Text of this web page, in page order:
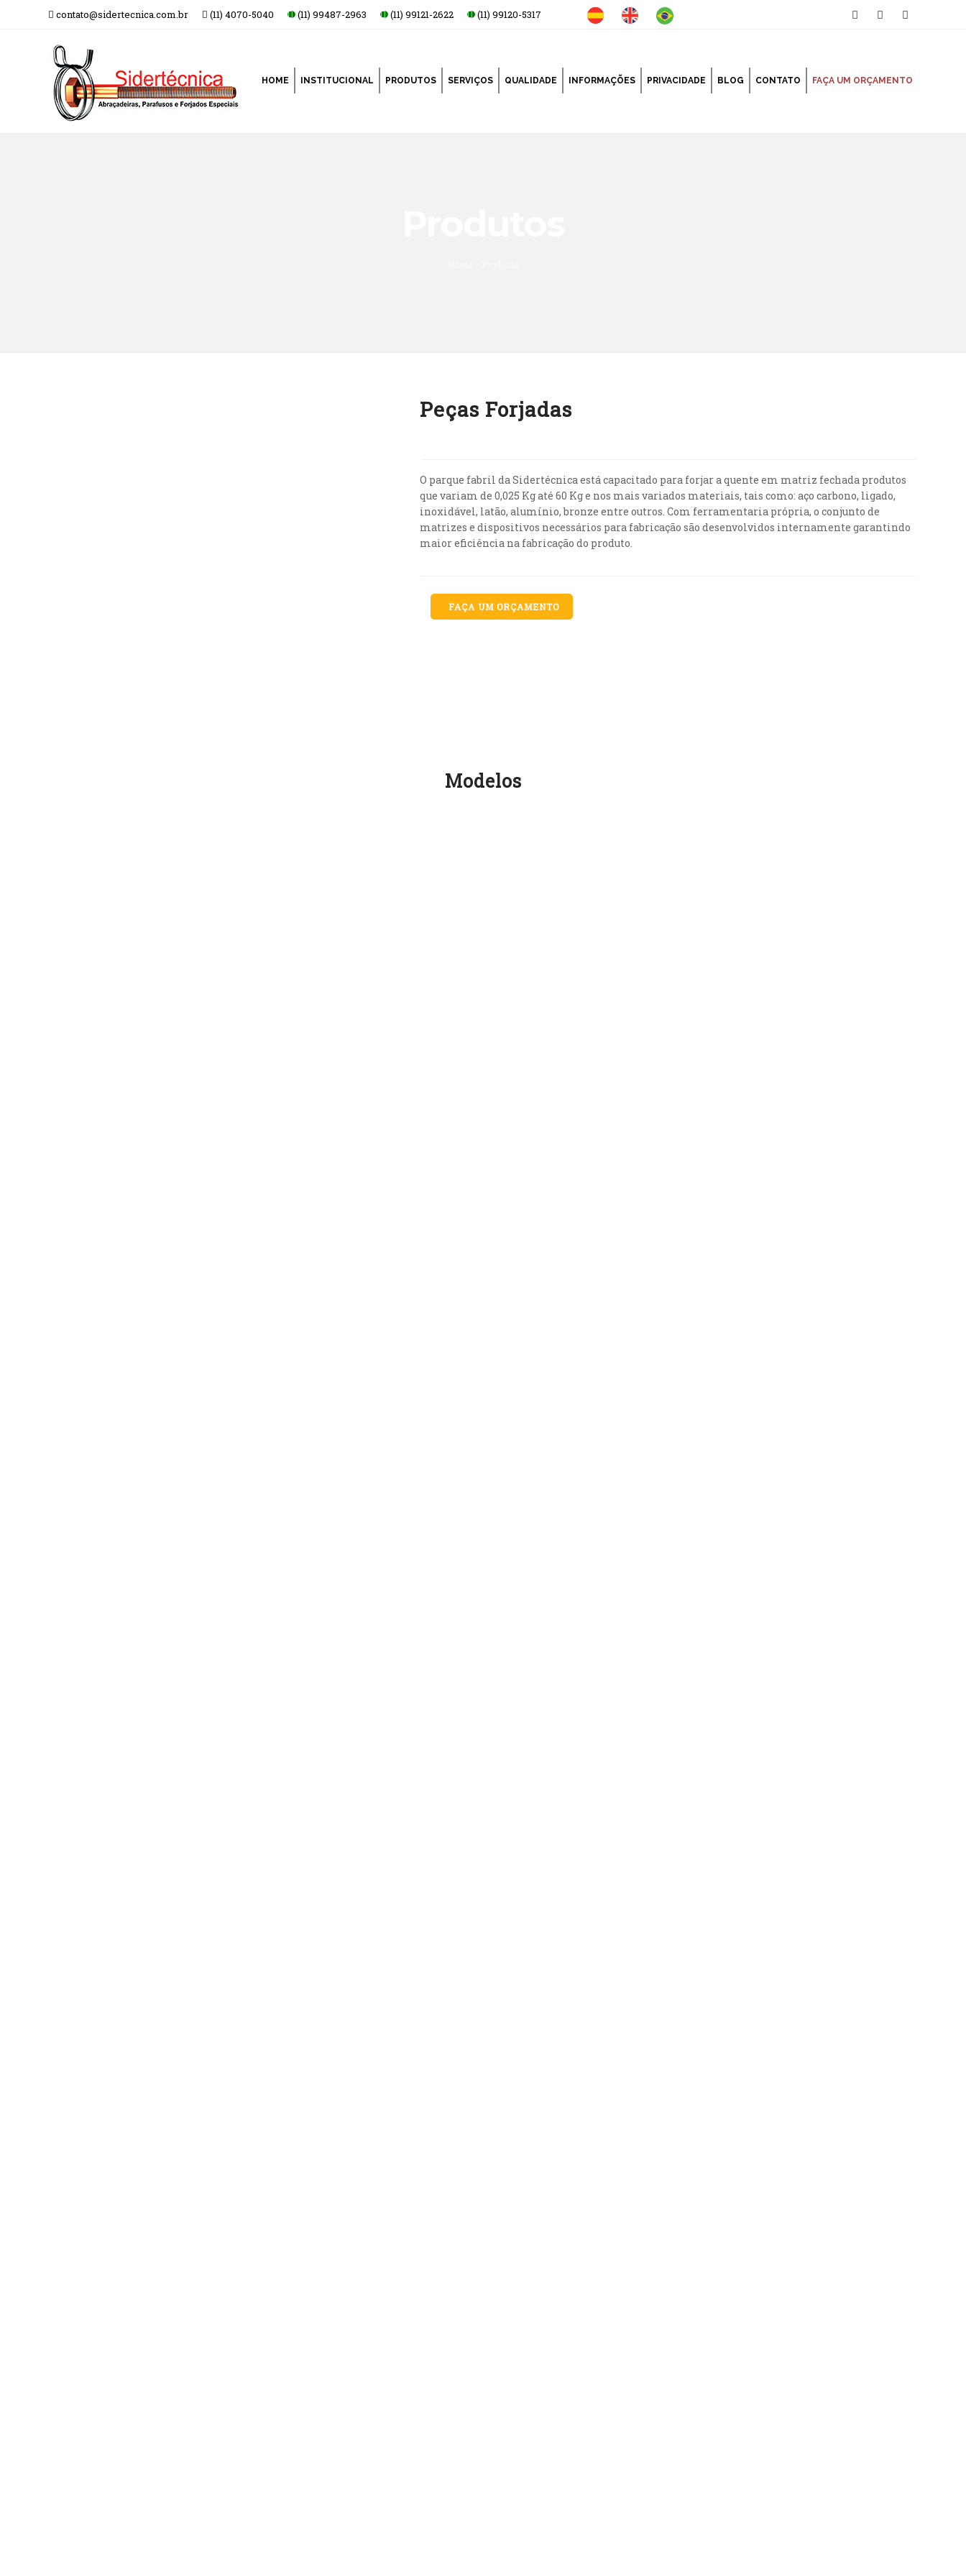
contato@sidertecnica.com.br (11) 4070-5040 (11) 99487-2963 (11) 99121-2622 (11) 99120-5317
HOME INSTITUCIONAL PRODUTOS SERVIÇOS QUALIDADE INFORMAÇÕES PRIVACIDADE BLOG CONTATO FAÇA UM ORÇAMENTO
Peças Forjadas
O parque fabril da Sidertécnica está capacitado para forjar a quente em matriz fechada produtos
que variam de 0,025 Kg até 60 Kg e nos mais variados materiais, tais como: aço carbono, ligado,
inoxidável, latão, alumínio, bronze entre outros. Com ferramentaria própria, o conjunto de
matrizes e dispositivos necessários para fabricação são desenvolvidos internamente garantindo
maior eficiência na fabricação do produto.
FAÇA UM ORÇAMENTO
Modelos